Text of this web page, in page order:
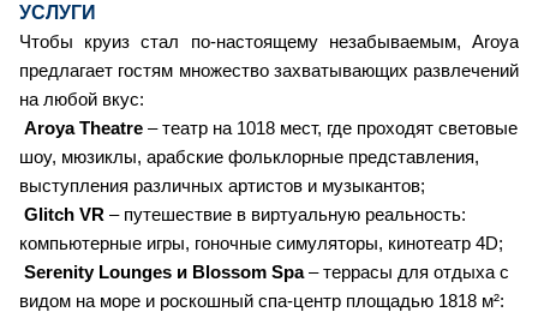
УСЛУГИ
Чтобы круиз стал по-настоящему незабываемым, Aroya
предлагает гостям множество захватывающих развлечений
на любой вкус:
Aroya Theatre – театр на 1018 мест, где проходят световые
шоу, мюзиклы, арабские фольклорные представления,
выступления различных артистов и музыкантов;
Glitch VR – путешествие в виртуальную реальность:
компьютерные игры, гоночные симуляторы, кинотеатр 4D;
Serenity Lounges и Blossom Spa– террасы для отдыха с
видом на море и роскошный спа-центр площадью 1818 м²: